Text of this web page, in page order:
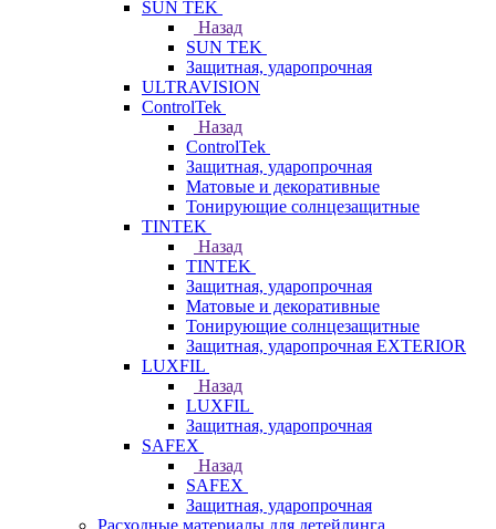
SUN TEK
Назад
SUN TEK
Защитная, ударопрочная
ULTRAVISION
ControlTek
Назад
ControlTek
Защитная, ударопрочная
Матовые и декоративные
Тонирующие солнцезащитные
TINTEK
Назад
TINTEK
Защитная, ударопрочная
Матовые и декоративные
Тонирующие солнцезащитные
Защитная, ударопрочная EXTERIOR
LUXFIL
Назад
LUXFIL
Защитная, ударопрочная
SAFEX
Назад
SAFEX
Защитная, ударопрочная
Расходные материалы для детейлинга